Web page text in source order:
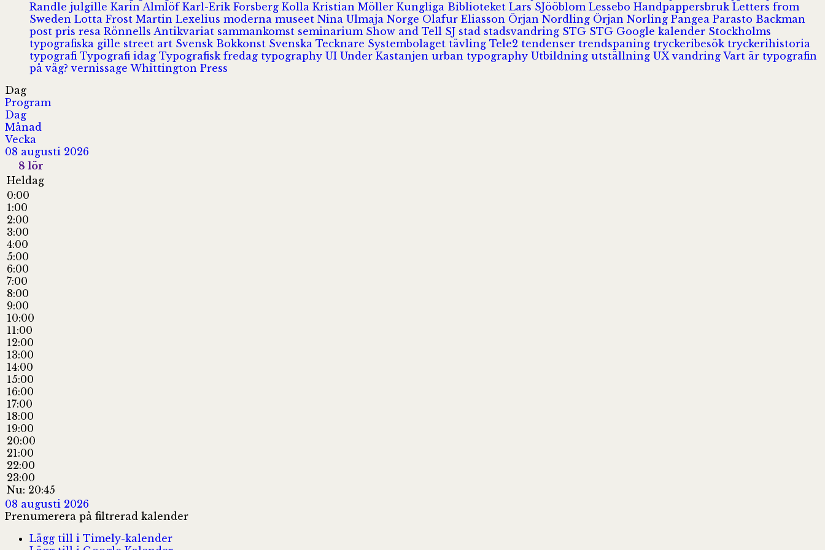
Randle julgille Karin Almlöf Karl-Erik Forsberg Kolla Kristian Möller Kungliga Biblioteket Lars SJööblom Lessebo Handpappersbruk Letters from
Sweden Lotta Frost Martin Lexelius moderna museet Nina Ulmaja Norge Olafur Eliasson Örjan Nordling Örjan Norling Pangea Parasto Backman
post pris resa Rönnells Antikvariat sammankomst seminarium Show and Tell SJ stad stadsvandring STG STG Google kalender Stockholms
typografiska gille street art Svensk Bokkonst Svenska Tecknare Systembolaget tävling Tele2 tendenser trendspaning tryckeribesök tryckerihistoria
typografi Typografi idag Typografisk fredag typography UI Under Kastanjen urban typography Utbildning utställning UXvandring Vart är typografin
på väg?vernissage Whittington Press
Dag
Program
Dag
Månad
Vecka
08 augusti 2026
8 lör
Heldag
0:00
1:00
2:00
3:00
4:00
5:00
6:00
7:00
8:00
9:00
10:00
11:00
12:00
13:00
14:00
15:00
16:00
17:00
18:00
19:00
20:00
21:00
22:00
23:00
Nu: 20:45
08 augusti 2026
Prenumerera på filtrerad kalender
Lägg till i Timely-kalender